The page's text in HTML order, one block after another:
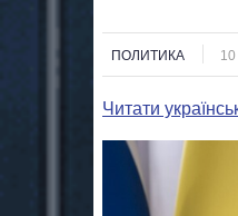
ПОЛИТИКА
Читати